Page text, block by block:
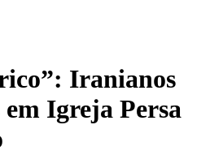
Iranianos
em Igreja Persa